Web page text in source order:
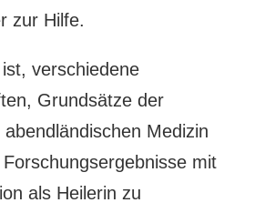
zur Hilfe.
verschiedene
Grundsätze der
Medizin
mit
als Heilerin zu